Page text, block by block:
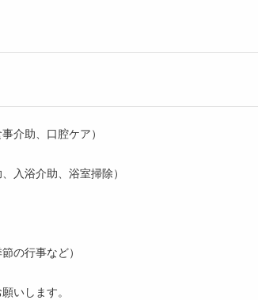
介助、口腔ケア）
入浴介助、浴室掃除）
の行事など）
いします。